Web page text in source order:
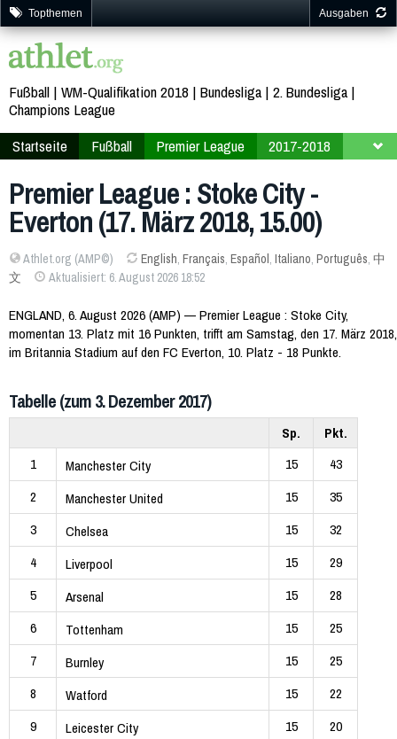
Topthemen Ausgaben
Fußball WM-Qualifikation 2018 Bundesliga 2. Bundesliga
Champions League
Startseite
Fußball Premier League
2017-2018
Premier League : Stoke City -
Everton (17. März 2018, 15.00)
Athlet.org (AMP©) English, Français, Español, Italiano, Português, 中
文
Aktualisiert: 6. August 2026 18:52
ENGLAND, 6. August 2026 (AMP) — Premier League : Stoke City,
momentan 13. Platz mit 16 Punkten, trifft am Samstag, den 17. März 2018,
im Britannia Stadium auf den FC Everton, 10. Platz - 18 Punkte.
Tabelle (zum 3. Dezember 2017)
Sp.
Pkt.
1
Manchester City 15
43
2
Manchester United 15
35
3
Chelsea 15
32
4
Liverpool 15
29
5
Arsenal 15
28
6
Tottenham 15
25
7
Burnley 15
25
8
Watford 15
22
9
Leicester City 15
20